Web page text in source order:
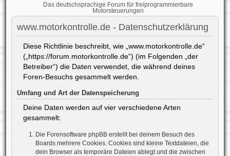
Das deutschsprachige Forum für freiprogrammierbare
Motorsteuerungen
www.motorkontrolle.de - Datenschutzerklärung
Diese Richtlinie beschreibt, wie „www.motorkontrolle.de“
(„https://forum.motorkontrolle.de“) (im Folgenden „der
Betreiber“) die Daten verwendet, die während deines
Foren-Besuchs gesammelt werden.
Umfang und Art der Datenspeicherung
Deine Daten werden auf vier verschiedene Arten
gesammelt:
Die Forensoftware phpBB erstellt bei deinem Besuch des
Boards mehrere Cookies. Cookies sind kleine Textdateien, die
dein Browser als temporäre Dateien ablegt und die zwischen